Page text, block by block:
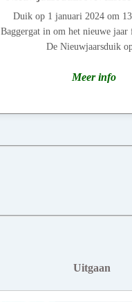
Duik op 1 januari 2024 om
Baggergat in om het nieuwe jaar
De Nieuwjaarsduik
Meer info
Uitgaan